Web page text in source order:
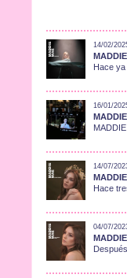
14/02/
Hace ya
16/01/
14/07/
Hace
04/07/